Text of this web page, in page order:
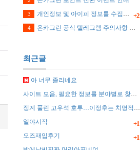
+2
3 개인정보 및 아이피 정보를 수집하지 않습니다.
4 온카그린 공식 텔레그램 주의사항 안내
최근글
아 너무 졸리네요
사이트 모음, 필요한 정보를 분야별로 찾는 가장 쉬운 정리 방법
징계 풀린 고우석 호투…이정후는 치명적 실수
+1
일야시작
+1
오즈재입후기